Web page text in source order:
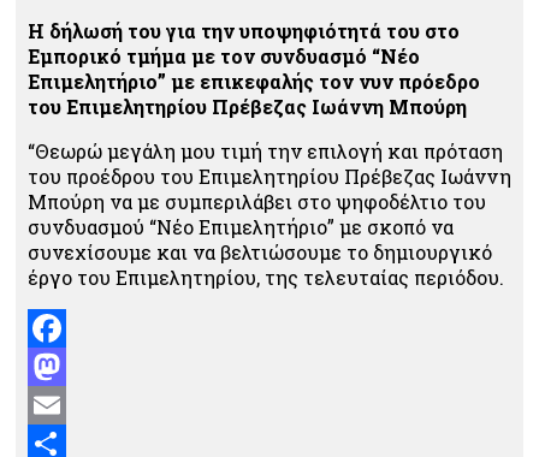
Η δήλωσή του για την υποψηφιότητά του στο
Εμπορικό τμήμα με τον συνδυασμό “Νέο
Επιμελητήριο” με επικεφαλής τον νυν πρόεδρο
του Επιμελητηρίου Πρέβεζας Ιωάννη Μπούρη
“Θεωρώ μεγάλη μου τιμή την επιλογή και πρόταση
του προέδρου του Επιμελητηρίου Πρέβεζας Ιωάννη
Μπούρη να με συμπεριλάβει στο ψηφοδέλτιο του
συνδυασμού “Νέο Επιμελητήριο” με σκοπό να
συνεχίσουμε και να βελτιώσουμε το δημιουργικό
έργο του Επιμελητηρίου, της τελευταίας περιόδου.
Facebook
Mastodon
Email